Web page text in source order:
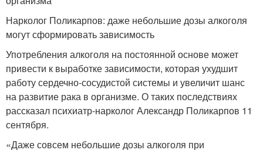
Нарколог Поликарпов: даже небольшие дозы алкоголя
могут сформировать зависимость
Употребления алкоголя на постоянной основе может
привести к выработке зависимости, которая ухудшит
работу сердечно-сосудистой системы и увеличит шанс
на развитие рака в организме. О таких последствиях
рассказал психиатр-нарколог Александр Поликарпов 11
сентября.
«Даже совсем небольшие дозы алкоголя при